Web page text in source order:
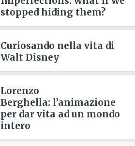
stopped hiding them?
Curiosando nella vita di
Walt Disney
Lorenzo
Berghella: l’animazione
per dar vita ad un mondo
intero